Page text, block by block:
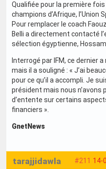
Qualifiée pour la première
champions d’Afrique, l’Union
Pour remplacer le coach
Belli a directement contacté
sélection égyptienne, Hossam
Interrogé par IFM, ce dernier
mais il a souligné : « J’ai
pour ce qu’il a accompli. Je
président mais nous n’avons
d’entente sur certains
financiers ».
GnetNews
#211 14-
tarajjidawla